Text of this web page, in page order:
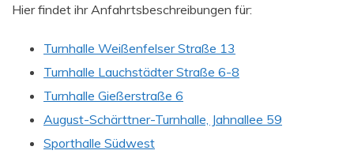
Hier findet ihr Anfahrtsbeschreibungen für:
Turnhalle Weißenfelser Straße 13
Turnhalle Lauchstädter Straße 6-8
Turnhalle Gießerstraße 6
August-Schärttner-Turnhalle, Jahnallee 59
Sporthalle Südwest